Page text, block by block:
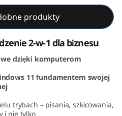
produkty
2-w-1 dla biznesu
dzięki komputerom
11 fundamentem swojej
trybach – pisania, szkicowania,
i nie tylko